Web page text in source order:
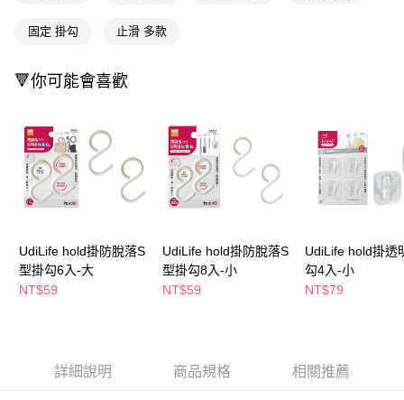
１．於結帳方式選擇「AFTEE先享後付」後，將跳轉至「AFTEE先享後付」
３．收到繳費通知簡訊後14天內，點擊此簡訊中的連結，可透過四大超商／
購買商品的店家。未經商家同意取消之訂單仍視為有效，需透過AFTEE先享
後付繳納相關費用。
※ 交易是否成功請以「AFTEE先享後付 」之結帳頁面顯示為準，若有關於
是否繳費成功／繳費後需取消欲退款等相關疑問，請聯繫「AFTEE先享後付
客戶支援中心」
https://netprotections.freshdesk.com/support/home
易，需依本服務之必要範圍內提供個人資料，並將交易相關給付款項請求債
權轉讓予恩沛科技股份有限公司。
２．關於個人資料處理事宜，請瀏覽以下網址：
４．使用「AFTEE先享後付」時，將依據個別帳號之用戶狀況，依本公司即
每筆NT$65，滿NT$390(含以上)免運費
每筆NT$65，滿NT$490(含以上)免運費
付款後萊爾富取貨
每筆NT$65，滿NT$490(含以上)免運費
每筆NT$65，滿NT$490(含以上)免運費
付款後7-11取貨
固定 掛勾 止滑 多款
🔻你可能會喜歡
UdiLife hold掛防脫落S
型掛勾6入-大
NT$59
UdiLife hold掛防脫落S
型掛勾8入-小
NT$59
UdiLife hold掛透
勾4入-小
NT$79
詳細說明 商品規格 相關推薦